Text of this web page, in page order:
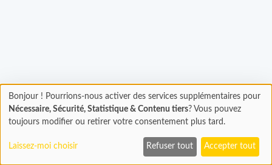
Chargement... Chargement
En cours...
Bonjour ! Pourrions-nous activer des services supplémentaires pour
Nécessaire, Sécurité, Statistique & Contenu tiers? Vous pouvez
toujours modifier ou retirer votre consentement plus tard.
Laissez-moi choisir Refuser tout Accepter tout